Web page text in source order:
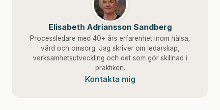
Elisabeth Adriansson Sandberg
Processledare med 40+ års erfarenhet inom hälsa,
vård och omsorg. Jag skriver om ledarskap,
verksamhetsutveckling och det som gör skillnad i
praktiken.
Kontakta mig